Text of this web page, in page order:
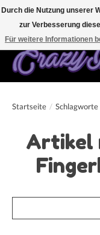
Kostenfreier Versand für
Startseite / Schlagworte
Artikel
Durch die Nutzung unserer
zur Verbesserung
Für weitere Informationen